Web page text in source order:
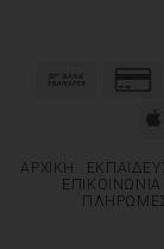
ΑΡΧΙΚΉ
ΕΠΙΚΟΙΝΩΝΊΑ